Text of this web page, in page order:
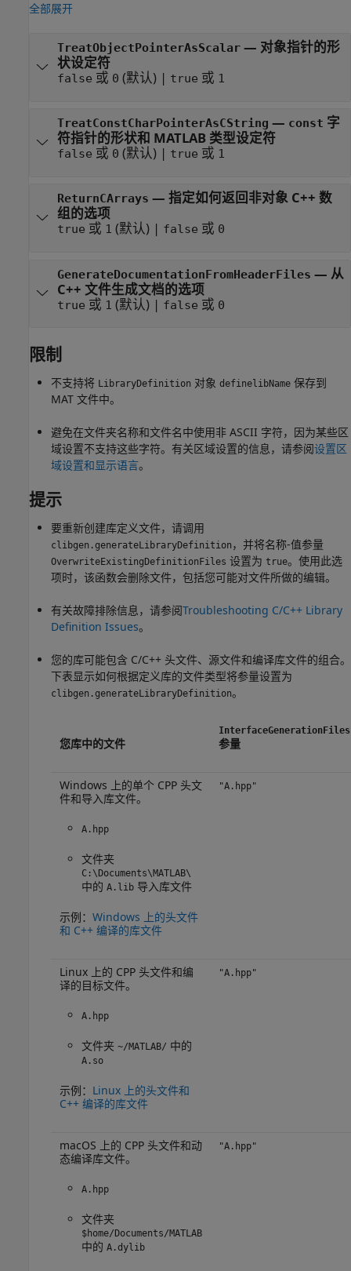
全部展开
TreatObjectPointerAsScalar— 对象指针的形
状设定符
false 或 0 (默认) | true 或 1
TreatConstCharPointerAsCString — const 字
符指针的形状和 MATLAB 类型设定符
false 或 0 (默认) | true 或 1
ReturnCArrays — 指定如何返回非对象 C++ 数
组的选项
true 或 1 (默认) | false 或 0
GenerateDocumentationFromHeaderFiles — 从
C++ 文件生成文档的选项
true 或 1 (默认) | false 或 0
限制
不支持将 LibraryDefinition 对象 definelibName 保存到
MAT 文件中。
避免在文件夹名称和文件名中使用非 ASCII 字符，因为某些区
域设置不支持这些字符。有关区域设置的信息，请参阅设置区
域设置和显示语言。
提示
要重新创建库定义文件，请调用
clibgen.generateLibraryDefinition ，并将名称-值参量
OverwriteExistingDefinitionFiles 设置为 true。使用此选
项时，该函数会删除文件，包括您可能对文件所做的编辑。
有关故障排除信息，请参阅Troubleshooting C/C++ Library
Definition Issues。
您的库可能包含 C/C++ 头文件、源文件和编译库文件的组合。
下表显示如何根据定义库的文件类型将参量设置为
clibgen.generateLibraryDefinition。
您库中的文件
InterfaceGenerationFiles
参量
Windows 上的单个 CPP 头文
件和导入库文件。
A.hpp
文件夹
C:\Documents\MATLAB\
中的 A.lib导入库文件
示例： Windows 上的头文件
和 C++ 编译的库文件
"A.hpp"
Linux 上的 CPP 头文件和编
译的目标文件。
A.hpp
文件夹 ~/MATLAB/ 中的
A.so
示例： Linux 上的头文件和
C++ 编译的库文件
"A.hpp"
macOS 上的 CPP 头文件和动
态编译库文件。
A.hpp
文件夹
$home/Documents/MATLAB
中的 A.dylib
"A.hpp"